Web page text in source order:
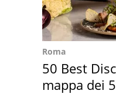
Roma
50 Best
mappa dei